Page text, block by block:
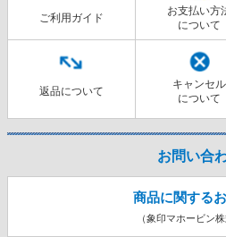
ご利用ガイド
お支払い方
について
返品について
キャンセル
について
お問い合
商品に関する
（象印マホービン株